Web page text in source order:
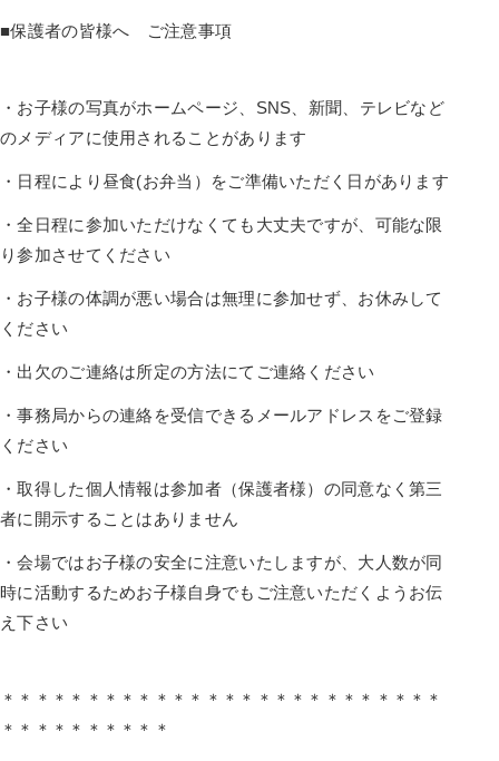
■保護者の皆様へ ご注意事項
・お子様の写真がホームページ、SNS、新聞、テレビなど
のメディアに使用されることがあります
・日程により昼食(お弁当）をご準備いただく日があります
・全日程に参加いただけなくても大丈夫ですが、可能な限
り参加させてください
・お子様の体調が悪い場合は無理に参加せず、お休みして
ください
・出欠のご連絡は所定の方法にてご連絡ください
・事務局からの連絡を受信できるメールアドレスをご登録
ください
・取得した個人情報は参加者（保護者様）の同意なく第三
者に開示することはありません
・会場ではお子様の安全に注意いたしますが、大人数が同
時に活動するためお子様自身でもご注意いただくようお伝
え下さい
＊＊＊＊＊＊＊＊＊＊＊＊＊＊＊＊＊＊＊＊＊＊＊＊＊＊
＊＊＊＊＊＊＊＊＊＊